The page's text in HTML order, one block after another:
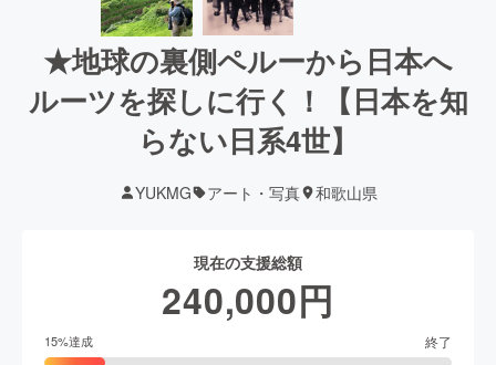
★地球の裏側ペルーから日本へ
ルーツを探しに行く！【日本を知
らない日系4世】
YUKMG アート・写真 和歌山県
現在の支援総額
240,000円
15%達成 終了